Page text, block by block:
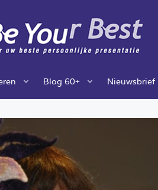
Blog 60+ Nieuwsbrief